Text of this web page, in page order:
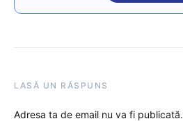
LASĂ UN RĂSPUNS
Adresa ta de email nu va fi publicată.